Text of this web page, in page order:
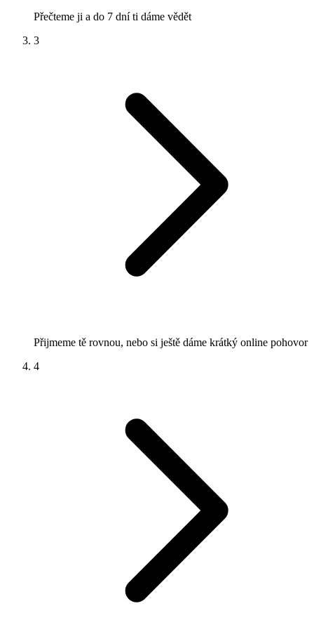
Přečteme ji a do 7 dní ti dáme vědět
3
Přijmeme tě rovnou, nebo si ještě dáme krátký online pohovor
4